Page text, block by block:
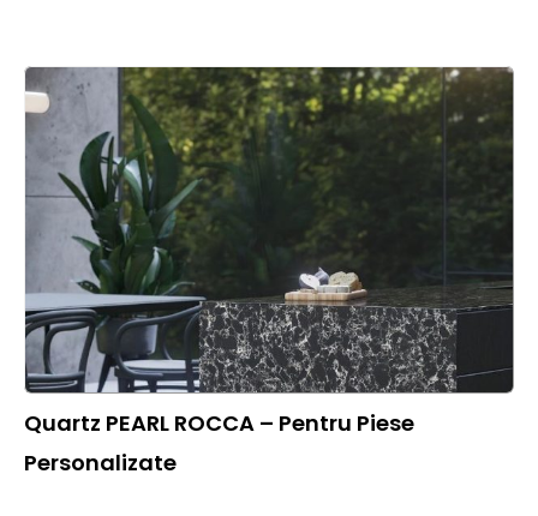
Quartz PEARL ROCCA – Pentru Piese
Personalizate